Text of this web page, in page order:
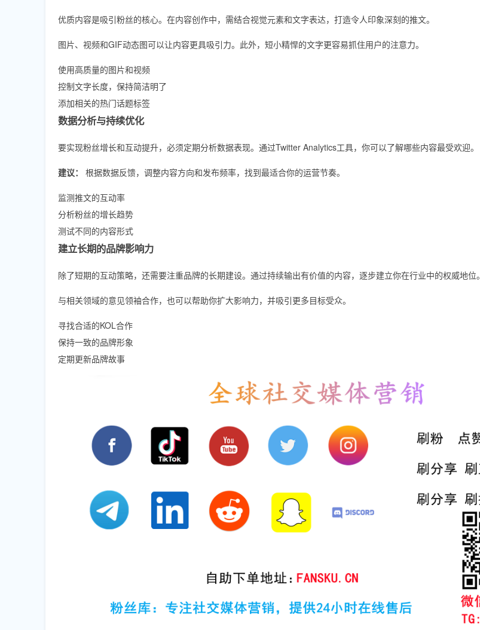
优质内容是吸引粉丝的核心。在内容创作中，需结合视觉元素和文字表达，打造令人印象深刻的推文。
图片、视频和GIF动态图可以让内容更具吸引力。此外，短小精悍的文字更容易抓住用户的注意力。
使用高质量的图片和视频
控制文字长度，保持简洁明了
添加相关的热门话题标签
数据分析与持续优化
要实现粉丝增长和互动提升，必须定期分析数据表现。通过Twitter Analytics工具，你可以了解哪些内容最受欢迎。
建议： 根据数据反馈，调整内容方向和发布频率，找到最适合你的运营节奏。
监测推文的互动率
分析粉丝的增长趋势
测试不同的内容形式
建立长期的品牌影响力
除了短期的互动策略，还需要注重品牌的长期建设。通过持续输出有价值的内容，逐步建立你在行业中的权威地位。
与相关领域的意见领袖合作，也可以帮助你扩大影响力，并吸引更多目标受众。
寻找合适的KOL合作
保持一致的品牌形象
定期更新品牌故事